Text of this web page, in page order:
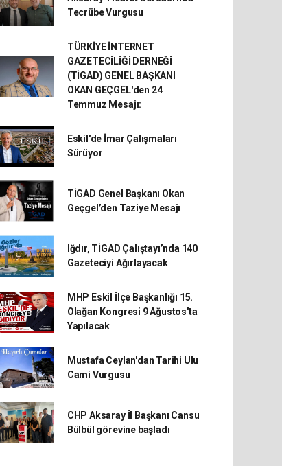
Tecrübe Vurgusu
TÜRKİYE İNTERNET
GAZETECİLİĞİ DERNEĞİ
(TİGAD) GENEL BAŞKANI
OKAN GEÇGEL'den 24
Temmuz Mesajı:
Eskil'de İmar Çalışmaları
Sürüyor
TİGAD Genel Başkanı Okan
Geçgel’den Taziye Mesajı
Iğdır, TİGAD Çalıştayı’nda 140
Gazeteciyi Ağırlayacak
MHP Eskil İlçe Başkanlığı 15.
Olağan Kongresi 9 Ağustos'ta
Yapılacak
Mustafa Ceylan'dan Tarihi Ulu
Cami Vurgusu
CHP Aksaray İl Başkanı Cansu
Bülbül görevine başladı